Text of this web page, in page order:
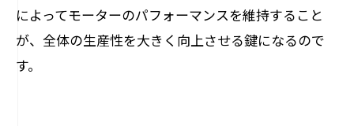
によってモーターのパフォーマンスを維持すること
が、全体の生産性を大きく向上させる鍵になるので
す。